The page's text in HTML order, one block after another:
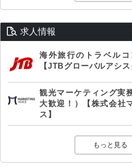
求人情報
海外旅行のトラベル
【JTBグローバルアシス
観光マーケティング実
大歓迎！）【株式会社
ス】
もっと見る